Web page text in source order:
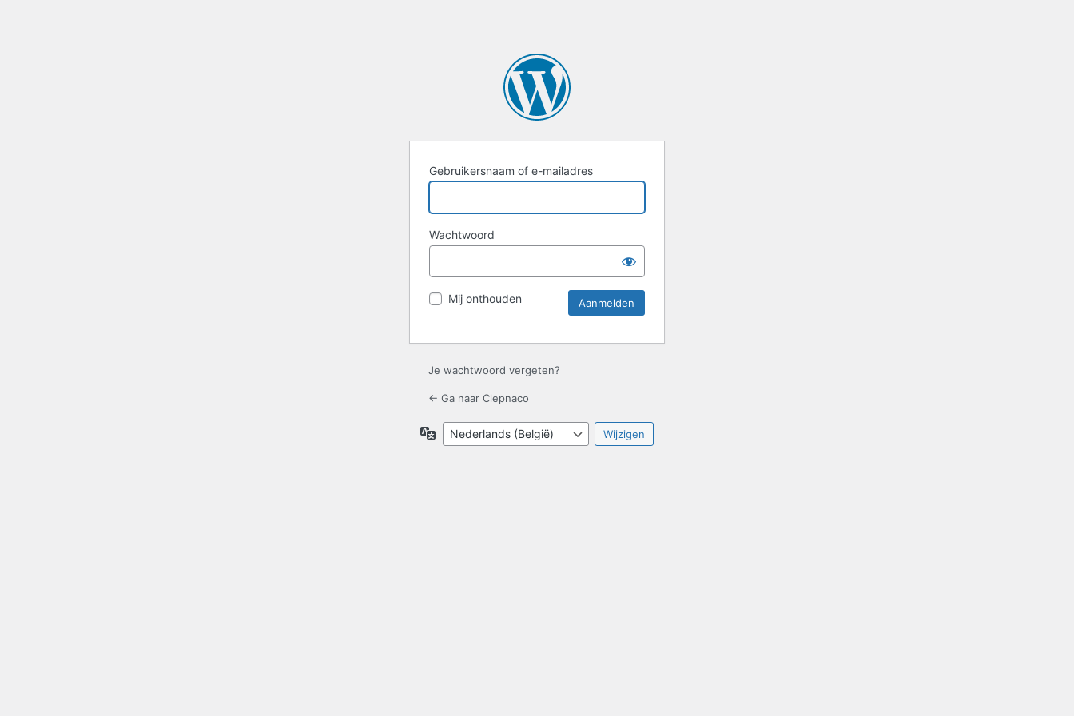
Gebruikersnaam of e-mailadres
Wachtwoord
Mij onthouden
Je wachtwoord vergeten?
← Ga naar Clepnaco
Taal